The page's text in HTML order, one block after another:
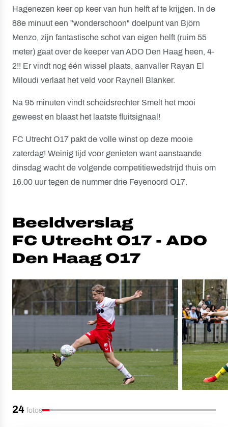
Hagenezen keer op keer van hun helft af te krijgen. In de
88e minuut een "wonderschoon" doelpunt van Björn
Menzo, zijn fantastische schot van eigen helft (ruim 55
meter) gaat over de keeper van ADO Den Haag heen, 4-
2!! Er vindt nog één wissel plaats, aanvaller Rayan El
Miloudi verlaat het veld voor Raynell Blanker.
Na 95 minuten vindt scheidsrechter Smelt het mooi
geweest en blaast het laatste fluitsignaal!
FC Utrecht O17 pakt de volle winst op deze mooie
zaterdag! Weinig tijd voor genieten want aanstaande
dinsdag wacht de volgende competitiewedstrijd thuis om
16.00 uur tegen de nummer drie Feyenoord O17.
Beeldverslag
FC Utrecht O17 - ADO
Den Haag O17
24 fotos